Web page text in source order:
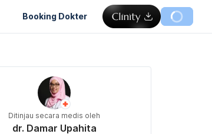
Booking Dokter
Ditinjau secara medis oleh
dr. Damar Upahita